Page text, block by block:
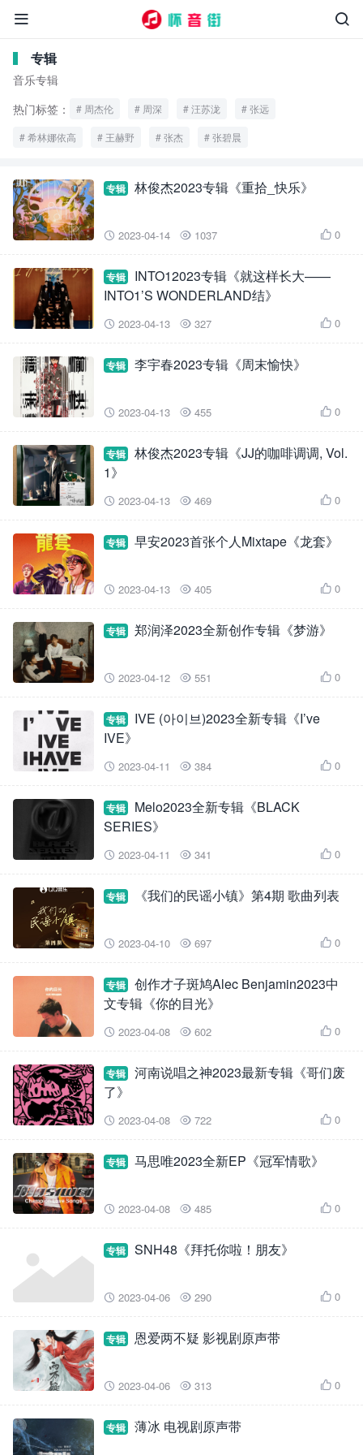


专辑
音乐专辑
热门标签：
周杰伦 周深 汪苏泷 张远
希林娜依高 王赫野 张杰 张碧晨
专辑 林俊杰2023专辑《重拾_快乐》
 2023-04-14  1037  0
专辑
INTO12023专辑《就这样长大——
INTO1’S WONDERLAND结》
 2023-04-13  327  0
专辑 李宇春2023专辑《周末愉快》
 2023-04-13  455  0
专辑
林俊杰2023专辑《JJ的咖啡调调, Vol.
1》
 2023-04-13  469  0
专辑 早安2023首张个人Mixtape《龙套》
 2023-04-13  405  0
专辑 郑润泽2023全新创作专辑《梦游》
 2023-04-12  551  0
专辑
IVE (아이브)2023全新专辑《I’ve
IVE》
 2023-04-11  384  0
专辑
Melo2023全新专辑《BLACK
SERIES》
 2023-04-11  341  0
专辑 《我们的民谣小镇》第4期 歌曲列表
 2023-04-10  697  0
专辑
创作才子斑鸠Alec Benjamin2023中
文专辑《你的目光》
 2023-04-08  602  0
专辑
河南说唱之神2023最新专辑《哥们废
了》
 2023-04-08  722  0
专辑 马思唯2023全新EP《冠军情歌》
 2023-04-08  485  0
专辑 SNH48《拜托你啦！朋友》
 2023-04-06  290  0
专辑 恩爱两不疑 影视剧原声带
 2023-04-06  313  0
专辑 薄冰 电视剧原声带